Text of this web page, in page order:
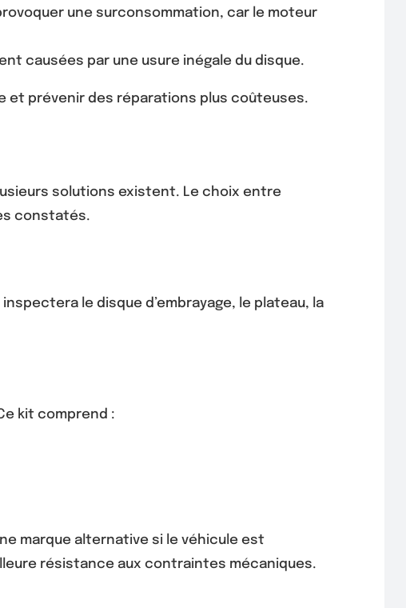
une surconsommation, car le moteur
causées par une usure inégale du disque.
et prévenir des réparations plus coûteuses.
solutions existent. Le choix entre
constatés.
le disque d’embrayage, le plateau, la
kit comprend :
marque alternative si le véhicule est
résistance aux contraintes mécaniques.